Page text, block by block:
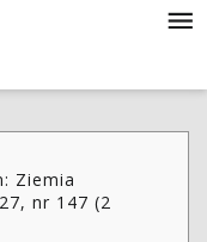
Ziemia
nr 147 (2